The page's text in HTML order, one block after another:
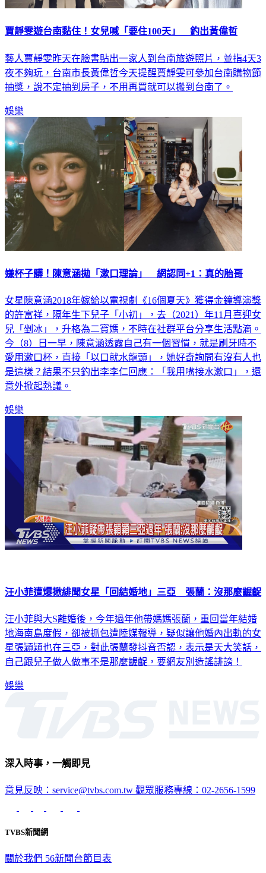
賈靜雯遊台南黏住！女兒喊「要住100天」 釣出黃偉哲
藝人賈靜雯昨天在臉書貼出一家人到台南旅遊照片，並指4天3
夜不夠玩，台南市長黃偉哲今天提醒賈靜雯可參加台南購物節
抽獎，說不定抽到房子，不用再買就可以搬到台南了。
娛樂
嫌杯子髒！陳意涵拋「漱口理論」 網認同+1：真的胎哥
女星陳意涵2018年嫁給以電視劇《16個夏天》獲得金鐘導演獎
的許富祥，隔年生下兒子「小初」，去（2021）年11月喜迎女
兒「剉冰」，升格為二寶媽，不時在社群平台分享生活點滴。
今（8）日一早，陳意涵透露自己有一個習慣，就是刷牙時不
愛用漱口杯，直接「以口就水龍頭」，她好奇詢問有沒有人也
是這樣？結果不只釣出李李仁回應：「我用嘴接水漱口」，還
意外掀起熱議。
娛樂
汪小菲遭爆揪緋聞女星「回結婚地」三亞 張蘭：沒那麼齷齪
汪小菲與大S離婚後，今年過年他帶媽媽張蘭，重回當年結婚
地海南島度假，卻被抓包遭陸媒報導，疑似讓他婚內出軌的女
星張穎穎也在三亞，對此張蘭發抖音否認，表示是天大笑話，
自己跟兒子做人做事不是那麼齷齪，要網友別造謠誹謗！
娛樂
深入時事，一觸即見
意見反映：service@tvbs.com.tw 觀眾服務專線：02-2656-1599
TVBS新聞網
關於我們 56新聞台節目表